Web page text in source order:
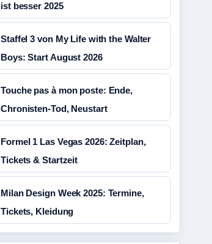
ist besser 2025
Staffel 3 von My Life with the Walter
Boys: Start August 2026
Touche pas à mon poste: Ende,
Chronisten-Tod, Neustart
Formel 1 Las Vegas 2026: Zeitplan,
Tickets & Startzeit
Milan Design Week 2025: Termine,
Tickets, Kleidung